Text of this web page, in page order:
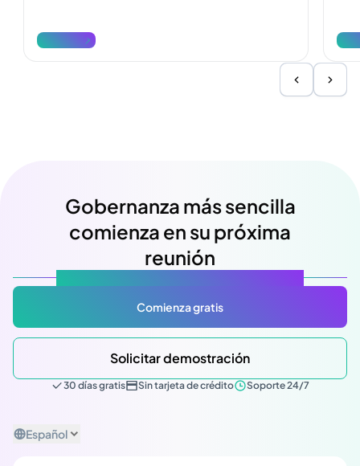
Ver más
Ver
Gobernanza más sencilla
comienza en su próxima
reunión
Comienza gratis
Solicitar demostración
30 días gratis Sin tarjeta de crédito Soporte 24/7
Español